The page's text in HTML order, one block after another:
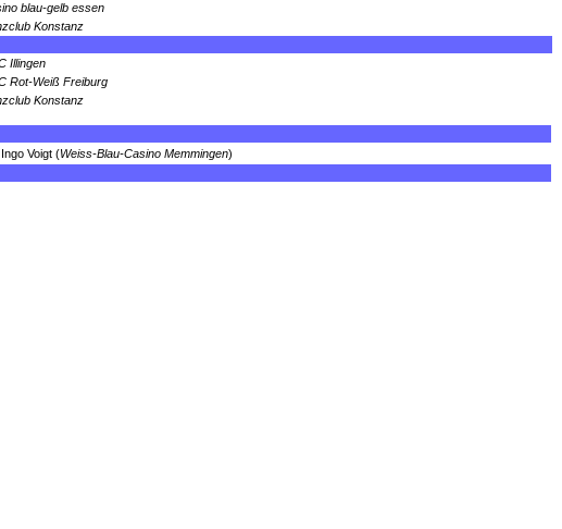
blau-gelb essen
Konstanz
Illingen
Rot-Weiß Freiburg
Konstanz
Voigt (Weiss-Blau-Casino Memmingen)